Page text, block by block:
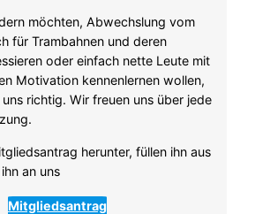
möchten, Abwechslung vom
für Trambahnen und deren
oder einfach nette Leute mit
Motivation kennenlernen wollen,
richtig. Wir freuen uns über jede
herunter, füllen ihn aus
an uns
Mitgliedsantrag